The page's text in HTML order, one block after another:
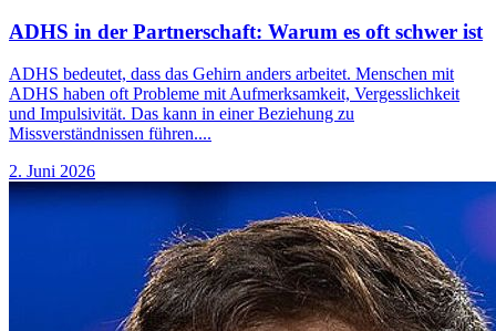
ADHS in der Partnerschaft: Warum es oft schwer ist
ADHS bedeutet, dass das Gehirn anders arbeitet. Menschen mit
ADHS haben oft Probleme mit Aufmerksamkeit, Vergesslichkeit
und Impulsivität. Das kann in einer Beziehung zu
Missverständnissen führen....
2. Juni 2026